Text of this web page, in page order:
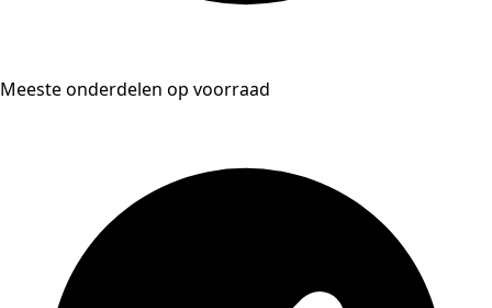
Meeste onderdelen op voorraad